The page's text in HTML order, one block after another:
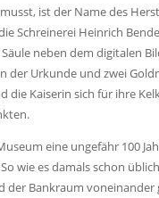
ist der Name des
Schreinerei Heinrich
neben dem digitalen
der Urkunde und zwei
die Kaiserin sich für ihre
eine ungefähr 100
wie es damals schon
der Bankraum voneinander